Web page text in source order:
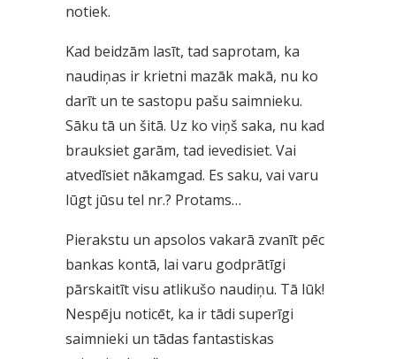
notiek.
Kad beidzām lasīt, tad saprotam, ka
naudiņas ir krietni mazāk makā, nu ko
darīt un te sastopu pašu saimnieku.
Sāku tā un šitā. Uz ko viņš saka, nu kad
brauksiet garām, tad ievedisiet. Vai
atvedīsiet nākamgad. Es saku, vai varu
lūgt jūsu tel nr.? Protams…
Pierakstu un apsolos vakarā zvanīt pēc
bankas kontā, lai varu godprātīgi
pārskaitīt visu atlikušo naudiņu. Tā lūk!
Nespēju noticēt, ka ir tādi superīgi
saimnieki un tādas fantastiskas